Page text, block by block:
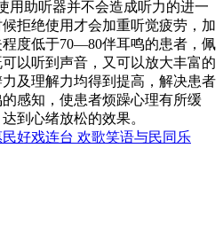
用助听器并不会造成听力的进一
拒绝使用才会加重听觉疲劳，加
度低于70—80伴耳鸣的患者，佩
以听到声音，又可以放大丰富的
及理解力均得到提高，解决患者
感知，使患者烦躁心理有所缓
到心绪放松的效果。
好戏连台 欢歌笑语与民同乐